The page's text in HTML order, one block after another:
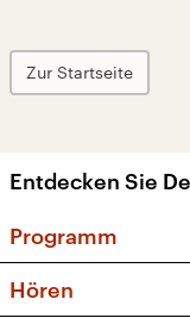
Zur Startseite
Entdecken Sie
Programm
Hören